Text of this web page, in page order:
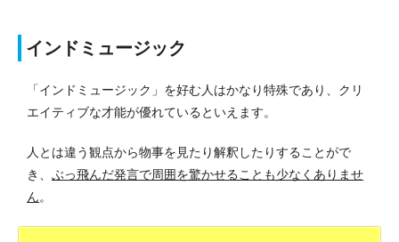
インドミュージック
「インドミュージック」を好む人はかなり特殊であり、クリ
エイティブな才能が優れているといえます。
人とは違う観点から物事を見たり解釈したりすることがで
き、 ぶっ飛んだ発言で周囲を驚かせることも少なくありませ
ん。